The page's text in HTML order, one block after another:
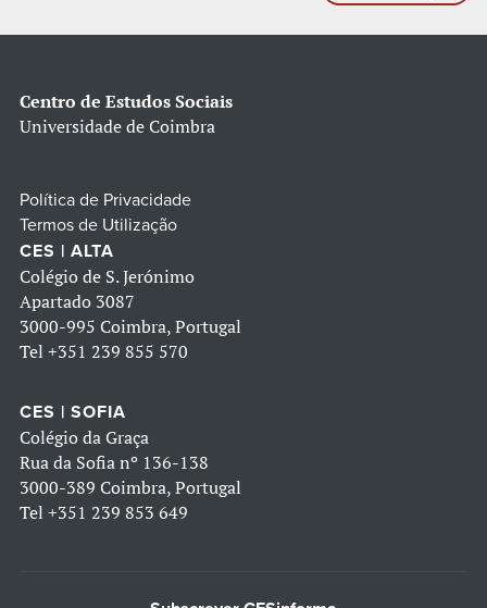
Centro de Estudos Sociais
Universidade de Coimbra
Política de Privacidade
Termos de Utilização
CES | ALTA
Colégio de S. Jerónimo
Apartado 3087
3000-995 Coimbra, Portugal
Tel +351 239 855 570
CES | SOFIA
Colégio da Graça
Rua da Sofia nº 136-138
3000-389 Coimbra, Portugal
Tel +351 239 853 649